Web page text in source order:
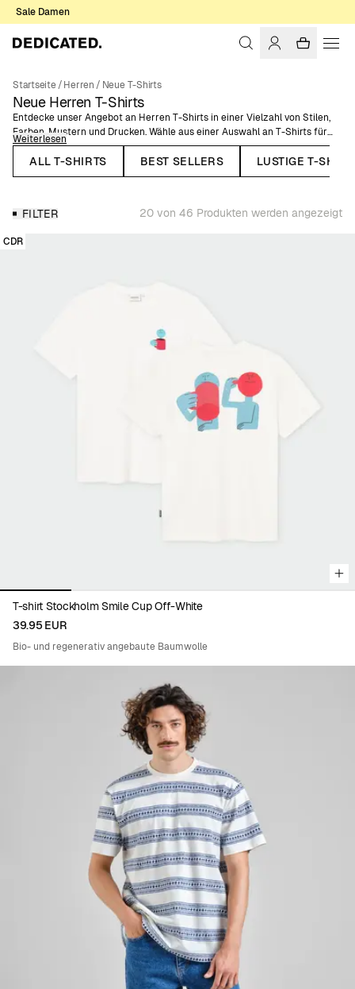
Sale Damen
Startseite /Herren / Neue T-Shirts
Neue Herren T-Shirts
Entdecke unser Angebot an Herren T-Shirts in einer Vielzahl von Stilen,
Farben, Mustern und Drucken. Wähle aus einer Auswahl an T-Shirts für
Männer aus Bio-Baumwolle, GOTS, Fairtrade oder ROC™-zertifiziert. Wir
haben sowohl klassische T-Shirts mit Rundhalsausschnitt und normaler
Passform als auch T-Shirts in Übergröße mit einer etwas kastigeren
Weiterlesen
ALL T-SHIRTS BEST SELLERS LUSTIGE T-
FILTER 20 von 46 Produkten werden angezeigt
CDR
T-shirt Stockholm Smile Cup Off-White
39.95 EUR
Bio- und regenerativ angebaute Baumwolle
Viewing image 1 of 7